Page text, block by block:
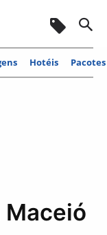
Hotéis Pacotes
Maceió